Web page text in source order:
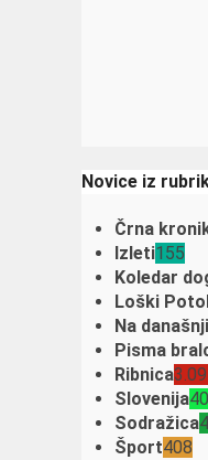
Novice iz
Črna
Izleti155
Koledar
Loški
Na
Pisma
Ribnica
Slovenija
Sodražica
Šport408